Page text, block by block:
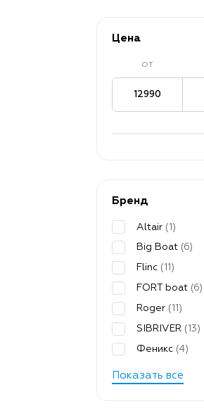
Цена
от
12990
Бренд
Altair (1)
Big Boat (6)
Flinc (11)
FORT boat (6)
Roger (11)
SIBRIVER (13)
Феникс (4)
Показать все